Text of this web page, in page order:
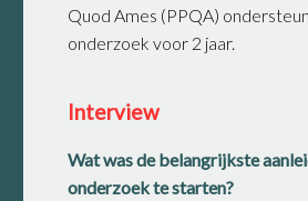
Quod Ames (PPQA)
onderzoek voor 2 jaar.
Interview
Wat was de belangrijkste
onderzoek te starten?